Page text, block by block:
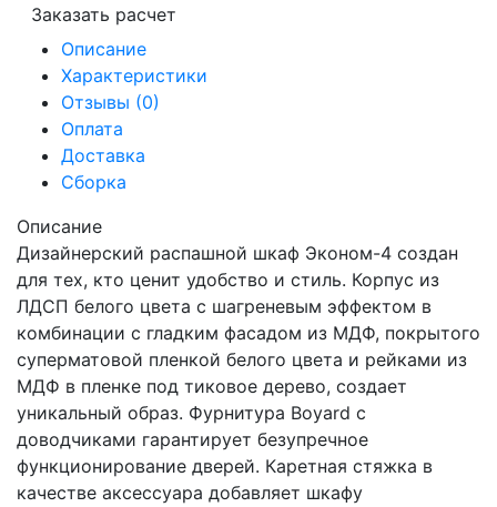
Заказать расчет
Описание
Характеристики
Отзывы (0)
Оплата
Доставка
Сборка
Описание
Дизайнерский распашной шкаф Эконом-4 создан
для тех, кто ценит удобство и стиль. Корпус из
ЛДСП белого цвета с шагреневым эффектом в
комбинации с гладким фасадом из МДФ, покрытого
суперматовой пленкой белого цвета и рейками из
МДФ в пленке под тиковое дерево, создает
уникальный образ. Фурнитура Boyard с
доводчиками гарантирует безупречное
функционирование дверей. Каретная стяжка в
качестве аксессуара добавляет шкафу